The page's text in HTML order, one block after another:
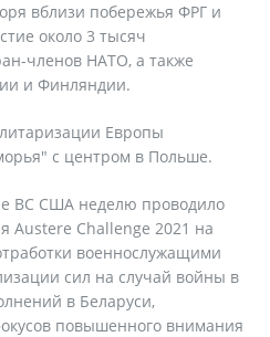
вблизи побережья ФРГ и
около 3 тысяч
членов НАТО, а также
и Финляндии.
Европы
с центром в Польше.
ВС США неделю проводило
Austere Challenge 2021 на
военнослужащими
сил на случай войны в
в Беларуси,
повышенного внимания